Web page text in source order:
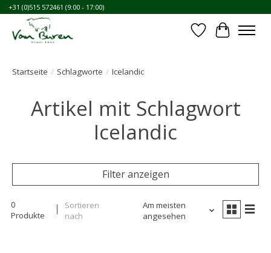
+31 (0)515 572461 (9:00 - 17:00)
Wunschzettel
Ihr
Startseite / Schlagworte / Icelandic
Artikel mit Schlagwort
Icelandic
Filter anzeigen
0
Produkte
Sortieren
nach
Am meisten
angesehen